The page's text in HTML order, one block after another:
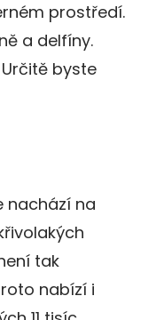
prostředí.
a delfíny.
byste
nachází na
tak
nabízí i